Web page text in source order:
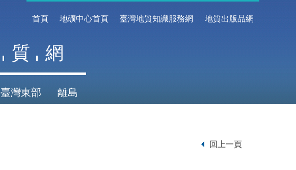
首頁 地礦中心首頁 臺灣地質知識服務網 地質出版品網
質 網
臺灣東部 離島
回上一頁